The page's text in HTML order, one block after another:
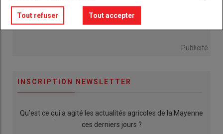
Publicité
INSCRIPTION NEWSLETTER
Qu’est ce qui a agité les actualités agricoles de la Mayenne
ces derniers jours ?
Tout refuser Tout accepter